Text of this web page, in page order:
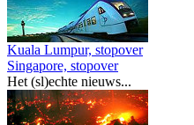
Kuala Lumpur, stopover
Singapore, stopover
Het (sl)echte nieuws...